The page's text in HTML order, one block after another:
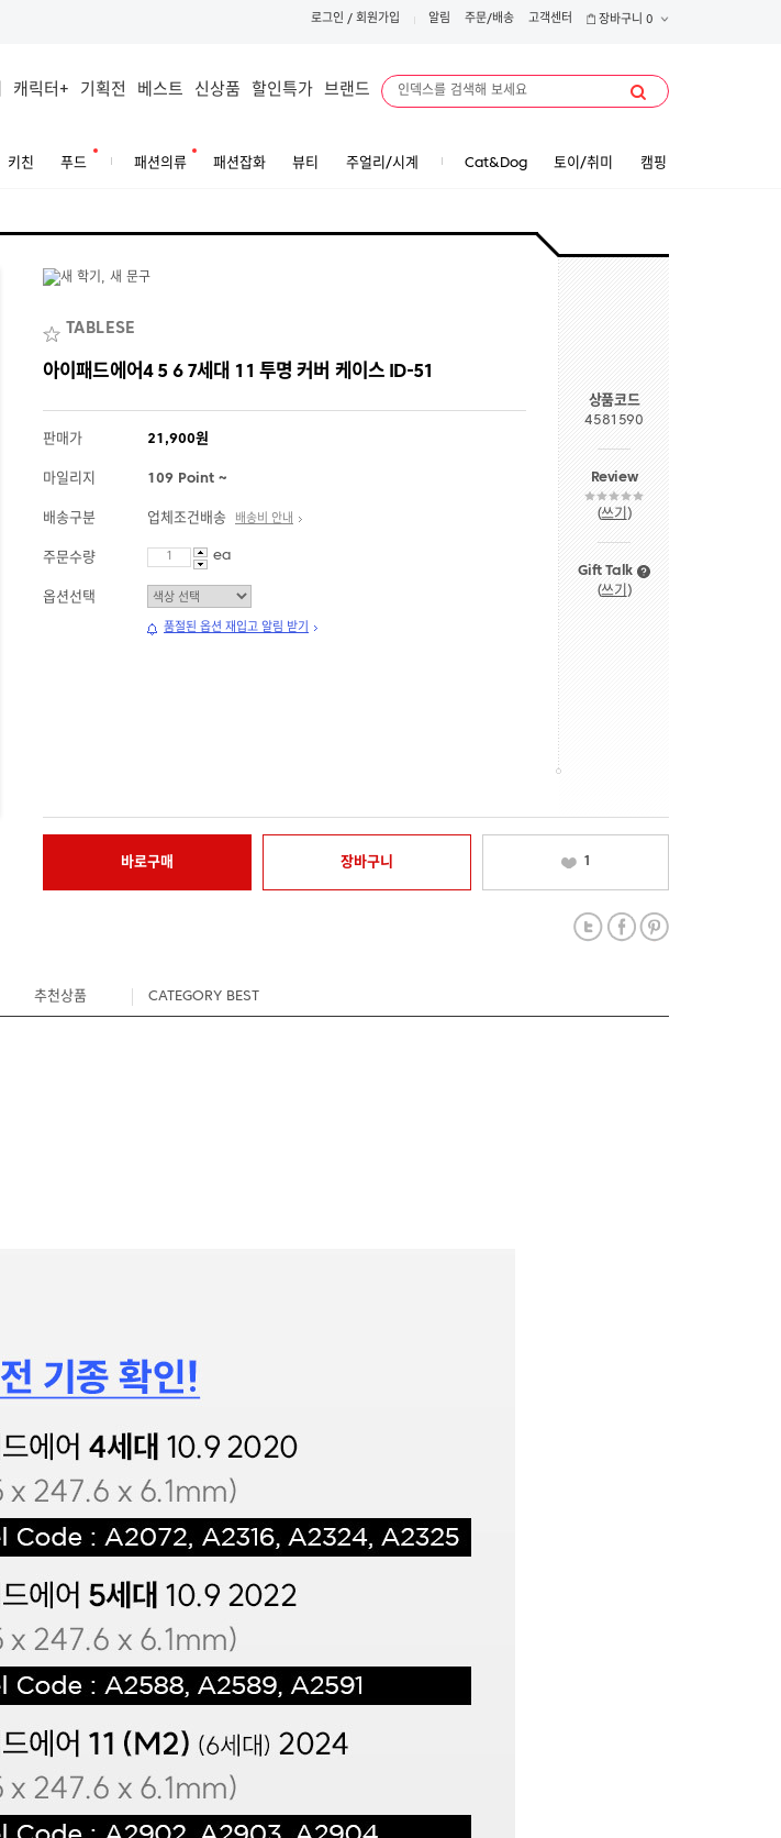
로그인 / 회원가입 알림 주문/배송 고객센터 장바구니 0
캐릭터+ 기획전 베스트 신상품 할인특가 브랜드
키친 푸드 패션의류 패션잡화 뷰티 주얼리/시계 Cat&Dog 토이/취미 캠핑
TABLESE
아이패드에어4 5 6 7세대 11 투명 커버 케이스 ID-51
판매가 21,900원
마일리지 109 Point ~
배송구분 업체조건배송 배송비 안내
주문수량 ea
옵션선택
품절된 옵션 재입고 알림 받기
상품코드
4581590
Review
(쓰기 )
Gift Talk
(쓰기 )
바로구매 장바구니 1
추천상품 CATEGORY BEST